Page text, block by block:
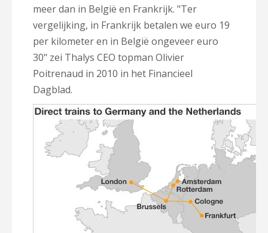
meer dan in België en Frankrijk. "Ter
vergelijking, in Frankrijk betalen we euro 19
per kilometer en in België ongeveer euro
30" zei Thalys CEO topman Olivier
Poitrenaud in 2010 in het Financieel
Dagblad.